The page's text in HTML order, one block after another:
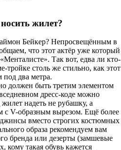
жилет?
Бейкер? Непросвещённым в
что этот актёр уже который
Так вот, едва ли кто-
тройке столь же стильно, как этот
под два метра.
должен быть третим элементом
дресс-коде можно
надеть не рубашку, а
с V-образным вырезом. Ещё более
вместо строгих костюмных
образа рекомендуем вам
бренда или дезерты (замшевые
кому такая обувь кажется